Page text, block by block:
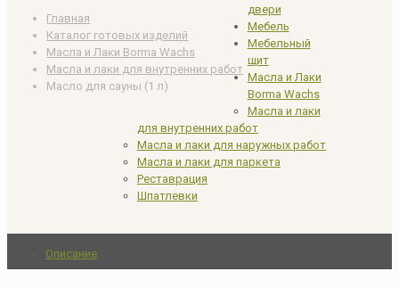
Главная
Каталог готовых изделий
Масла и Лаки Borma Wachs
Масла и лаки для внутренних работ
Масло для сауны (1 л)
двери
Мебель
Мебельный
щит
Масла и Лаки
Borma Wachs
Масла и лаки
для внутренних работ
Масла и лаки для наружных работ
Масла и лаки для паркета
Реставрация
Шпатлевки
Описание